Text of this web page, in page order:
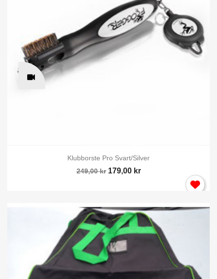
Klubborste Pro Svart/silver
249,00 kr 179,00 kr